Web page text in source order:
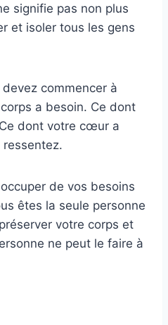
signifie pas non plus
et isoler tous les gens
commencer à
a besoin. Ce dont
dont votre cœur a
de vos besoins
êtes la seule personne
votre corps et
ne peut le faire à